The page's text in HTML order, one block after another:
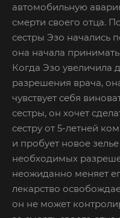
автомобильную
смерти своего отца.
сестры Эзо начались
она начала
Когда Эзо увеличила
разрешения врача,
чувствует себя
сестры, он хочет
сестру от 5-летней
и пробует новое
необходимых
неожиданно меняет
лекарство
он не может